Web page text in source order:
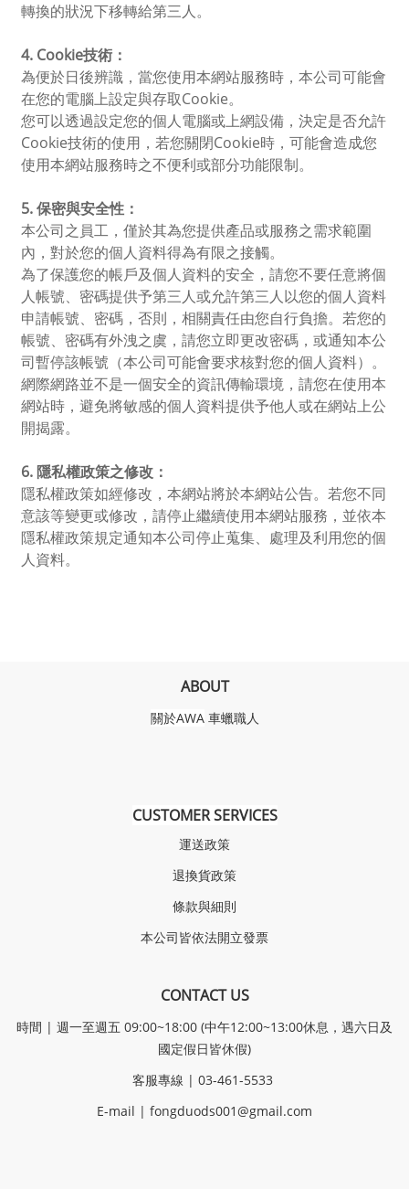
轉換的狀況下移轉給第三人。
4. Cookie技術：
為便於日後辨識，當您使用本網站服務時，本公司可能會
在您的電腦上設定與存取Cookie。
您可以透過設定您的個人電腦或上網設備，決定是否允許
Cookie技術的使用，若您關閉Cookie時，可能會造成您
使用本網站服務時之不便利或部分功能限制。
5.保密與安全性：
本公司之員工，僅於其為您提供產品或服務之需求範圍
內，對於您的個人資料得為有限之接觸。
為了保護您的帳戶及個人資料的安全，請您不要任意將個
人帳號、密碼提供予第三人或允許第三人以您的個人資料
申請帳號、密碼，否則，相關責任由您自行負擔。若您的
帳號、密碼有外洩之虞，請您立即更改密碼，或通知本公
司暫停該帳號（本公司可能會要求核對您的個人資料）。
網際網路並不是一個安全的資訊傳輸環境，請您在使用本
網站時，避免將敏感的個人資料提供予他人或在網站上公
開揭露。
6.隱私權政策之修改：
隱私權政策如經修改，本網站將於本網站公告。若您不同
意該等變更或修改，請停止繼續使用本網站服務，並依本
隱私權政策規定通知本公司停止蒐集、處理及利用您的個
人資料。
ABOUT
關於AWA 車蠟職人
CUSTOMER SERVICES
運送政策
退換貨政策
條款與細則
本公司皆依法開立發票
CONTACT US
時間 | 週一至週五 09:00~18:00 (中午12:00~13:00休息，遇六日及
國定假日皆休假)
客服專線 | 03-461-5533
E-mail | fongduods001@gmail.com